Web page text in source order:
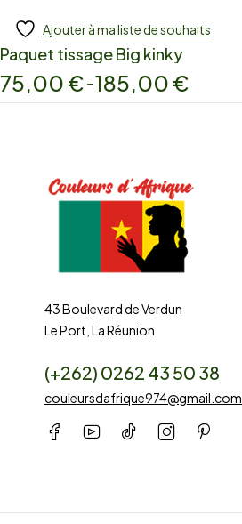
Ajouter à ma liste de souhaits
Paquet tissage Big kinky
75,00 € –185,00 €
43 Boulevard de Verdun
Le Port, La Réunion
(+262) 0262 43 50 38
couleursdafrique974@gmail.com